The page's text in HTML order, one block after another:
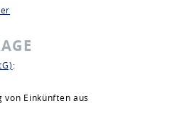
:
von Einkünften aus